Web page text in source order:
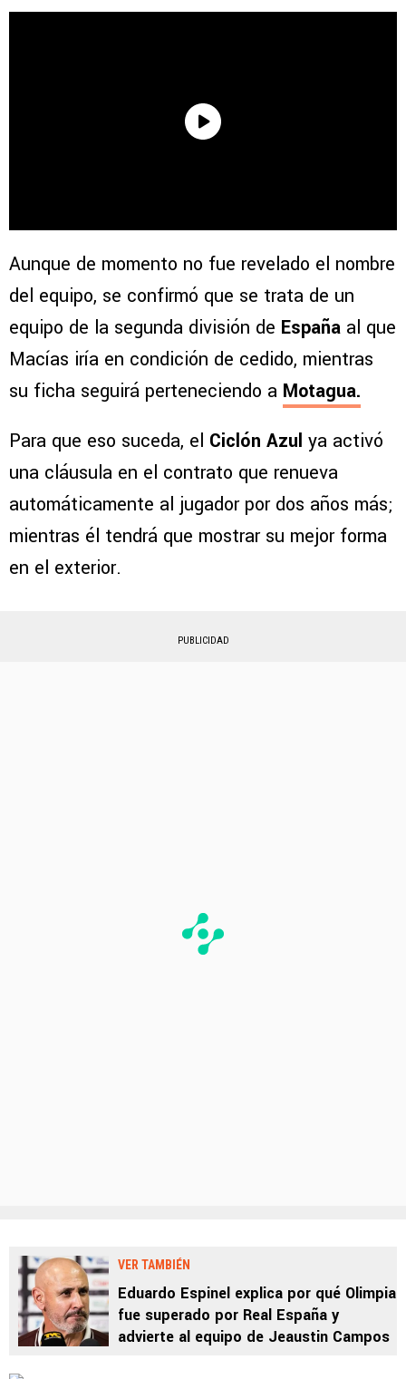
Aunque de momento no fue revelado el nombre
del equipo, se confirmó que se trata de un
equipo de la segunda división de España al que
Macías iría en condición de cedido, mientras
su ficha seguirá perteneciendo a Motagua.
Para que eso suceda, el Ciclón Azul ya activó
una cláusula en el contrato que renueva
automáticamente al jugador por dos años más;
mientras él tendrá que mostrar su mejor forma
en el exterior.
PUBLICIDAD
VER TAMBIÉN
Eduardo Espinel explica por qué Olimpia
fue superado por Real España y
advierte al equipo de Jeaustin Campos